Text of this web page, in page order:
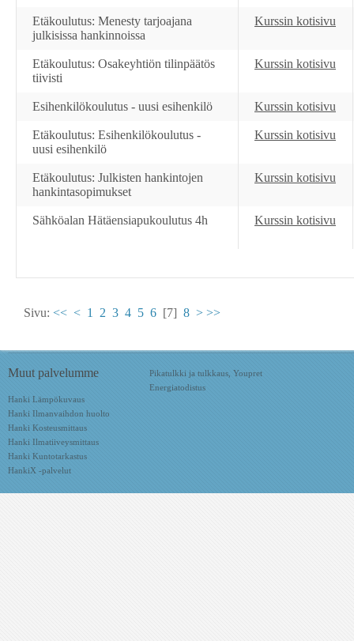
Etäkoulutus: Menesty tarjoajana
julkisissa hankinnoissa
Kurssin kotisivu
Etäkoulutus: Osakeyhtiön tilinpäätös
tiivisti
Kurssin kotisivu
Esihenkilökoulutus - uusi esihenkilö Kurssin kotisivu
Etäkoulutus: Esihenkilökoulutus -
uusi esihenkilö
Kurssin kotisivu
Etäkoulutus: Julkisten hankintojen
hankintasopimukset
Kurssin kotisivu
Sähköalan Hätäensiapukoulutus 4h Kurssin kotisivu
Sivu: << < 1 2 3 4 5 6 [7] 8 > >>
Muut palvelumme
Hanki Lämpökuvaus
Hanki Ilmanvaihdon huolto
Hanki Kosteusmittaus
Hanki Ilmatiiveysmittaus
Hanki Kuntotarkastus
HankiX -palvelut
Pikatulkki ja tulkkaus, Youpret
Energiatodistus